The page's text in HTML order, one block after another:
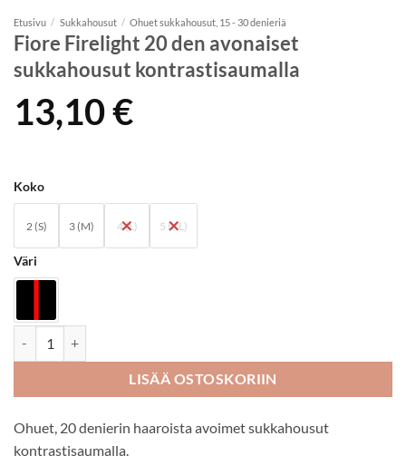
Etusivu / Sukkahousut / Ohuet sukkahousut, 15 - 30 denieriä
Fiore Firelight 20 den avonaiset
sukkahousut kontrastisaumalla
13,10€
Koko
2 (S) 3 (M) 4 (L) 5 (XL)
Väri
LISÄÄ OSTOSKORIIN
Ohuet, 20 denierin haaroista avoimet sukkahousut
kontrastisaumalla.